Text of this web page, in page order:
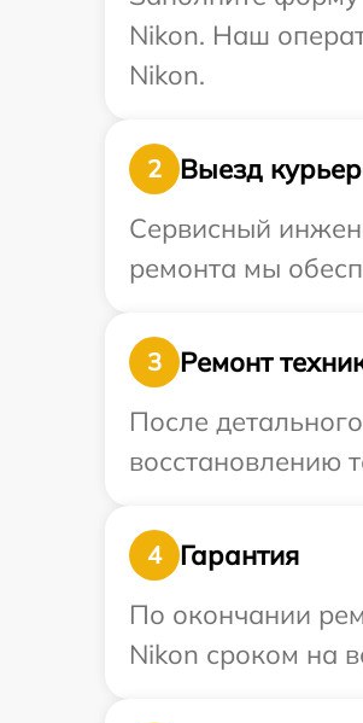
Nikon. Наш
Nikon.
2
Выезд
Сервисный
ремонта мы
3
Ремонт
После
восстановлению
4
Гарантия
По окончании
Nikon сроком на